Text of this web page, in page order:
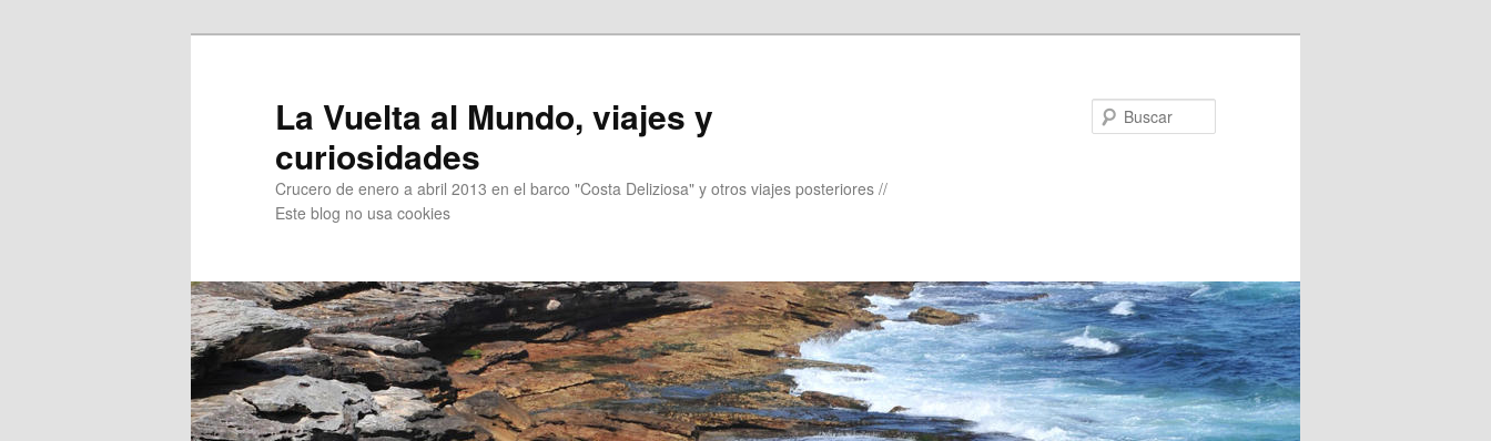
La Vuelta al Mundo, viajes y
curiosidades
Crucero de enero a abril 2013 en el barco "Costa Deliziosa" y otros viajes posteriores //
Este blog no usa cookies